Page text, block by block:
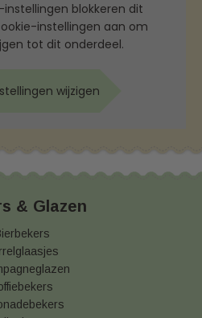
blokkeren dit
instellingen aan om
tot dit onderdeel.
wijzigen
& Glazen